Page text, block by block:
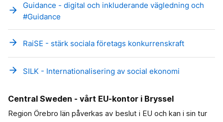
arrow_forward
Guidance - digital och inkluderande vägledning och
#Guidance
arrow_forward RaiSE - stärk sociala företags konkurrenskraft
arrow_forward SILK - Internationalisering av social ekonomi
Central Sweden - vårt EU-kontor i Bryssel
Region Örebro län påverkas av beslut i EU och kan i sin tur